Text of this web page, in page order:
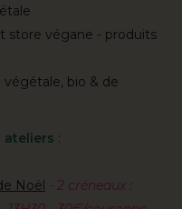
store végane - produits
végétale, bio & de
ateliers :
Noël - 2 créneaux :